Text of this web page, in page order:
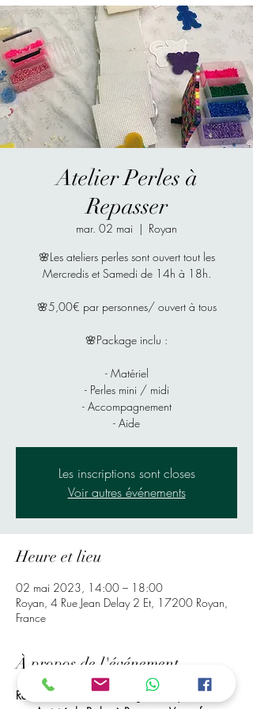
Atelier Perles à
Repasser
mar. 02 mai
  |
Royan
🌸Les ateliers perles sont ouvert tout les
Mercredis et Samedi de 14h à 18h.
🌸5,00€ par personnes/ ouvert à tous
🌸Package inclu :
- Matériel
- Perles mini / midi
- Accompagnement
- Aide
Les inscriptions sont closes
Voir autres événements
Heure et lieu
02 mai 2023, 14:00 – 18:00
Royan, 4 Rue Jean Delay 2 Et, 17200 Royan,
France
À propos de l'événement
Rendez-Vous à Mr bricolage de Royan, Pour